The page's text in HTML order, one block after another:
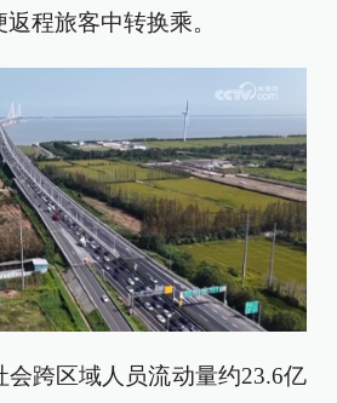
程旅客中转换乘。
会跨区域人员流动量约23.6亿